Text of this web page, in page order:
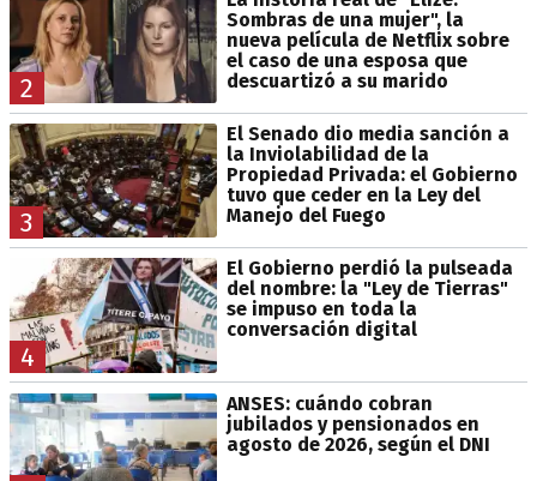
2
Sombras de una mujer", la
nueva película de Netflix sobre
el caso de una esposa que
descuartizó a su marido
3
El Senado dio media sanción a
la Inviolabilidad de la
Propiedad Privada: el Gobierno
tuvo que ceder en la Ley del
Manejo del Fuego
4
El Gobierno perdió la pulseada
del nombre: la "Ley de Tierras"
se impuso en toda la
conversación digital
ANSES: cuándo cobran
jubilados y pensionados en
agosto de 2026, según el DNI